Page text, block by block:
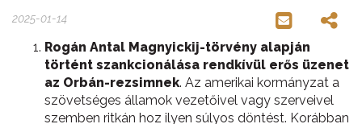
2025-01-14
Rogán Antal Magnyickij-törvény alapján
történt szankcionálása rendkívül erős üzenet
az Orbán-rezsimnek. Az amerikai kormányzat a
szövetséges államok vezetőivel vagy szerveivel
szemben ritkán hoz ilyen súlyos döntést. Korábban